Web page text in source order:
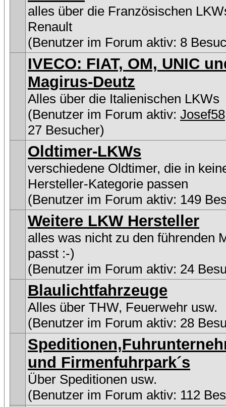
alles über die Französischen
Renault
(Benutzer im Forum aktiv: 8
IVECO: FIAT, OM, UNIC
Magirus-Deutz
Alles über die Italienischen LKWs
(Benutzer im Forum aktiv: Josef58
27 Besucher)
Oldtimer-LKWs
verschiedene Oldtimer, die in
Hersteller-Kategorie passen
(Benutzer im Forum aktiv: 149
Weitere LKW Hersteller
alles was nicht zu den führenden
passt :-)
(Benutzer im Forum aktiv: 24
Blaulichtfahrzeuge
Alles über THW, Feuerwehr usw.
(Benutzer im Forum aktiv: 28
und Firmenfuhrpark´s
Über Speditionen usw.
(Benutzer im Forum aktiv: 112